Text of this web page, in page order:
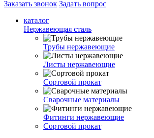
Заказать звонок Задать вопрос
каталог
Нержавеющая сталь
Трубы нержавеющие
Листы нержавеющие
Сортовой прокат
Сварочные материалы
Фитинги нержавеющие
Сортовой прокат